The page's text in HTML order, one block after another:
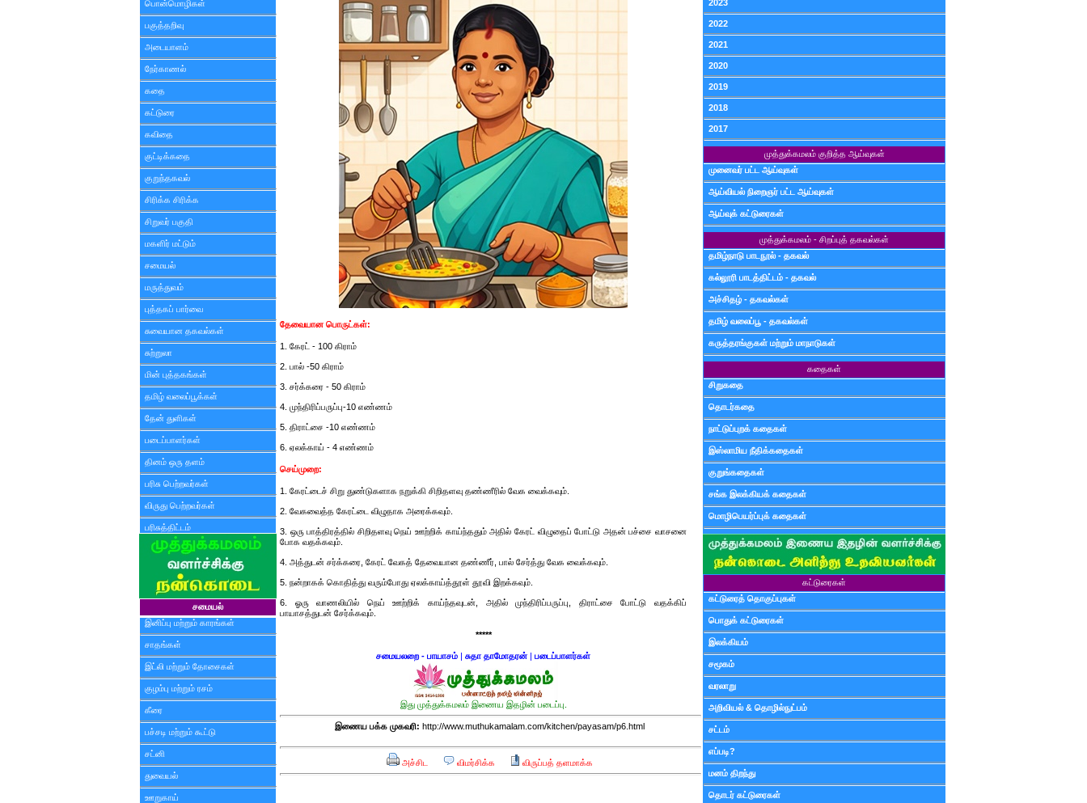
பொன்மொழிகள்
பகுத்தறிவு
அடையாளம்
நேர்காணல்
கதை
கட்டுரை
கவிதை
குட்டிக்கதை
குறுந்தகவல்
சிரிக்க சிரிக்க
சிறுவர் பகுதி
மகளிர் மட்டும்
சமையல்
மருத்துவம்
புத்தகப் பார்வை
சுவையான தகவல்கள்
சுற்றுலா
மின் புத்தகங்கள்
தமிழ் வலைப்பூக்கள்
தேன் துளிகள்
படைப்பாளர்கள்
தினம் ஒரு தளம்
பரிசு பெற்றவர்கள்
விருது பெற்றவர்கள்
பரிசுத்திட்டம்
சமையல்
இனிப்பு மற்றும் காரங்கள்
சாதங்கள்
இட்லி மற்றும் தோசைகள்
குழம்பு மற்றும் ரசம்
கீரை
பச்சடி மற்றும் கூட்டு
சட்னி
துவையல்
ஊறுகாய்
தேவையான பொருட்கள்:
1. கேரட் - 100 கிராம்
2. பால் -50 கிராம்
3. சர்க்கரை - 50 கிராம்
4. முந்திரிப்பருப்பு-10 எண்ணம்
5. திராட்சை -10 எண்ணம்
6. ஏலக்காய் - 4 எண்ணம்
செய்முறை:
1. கேரட்டைச் சிறு துண்டுகளாக நறுக்கி சிறிதளவு தண்ணீரில் வேக வைக்கவும்.
2. வேகவைத்த கேரட்டை விழுதாக அரைக்கவும்.
3. ஒரு பாத்திரத்தில் சிறிதளவு நெய் ஊற்றிக் காய்ந்ததும் அதில் கேரட் விழுதைப் போட்டு அதன் பச்சை வாசனை
போக வதக்கவும்.
4. அத்துடன் சர்க்கரை, கேரட் வேகத் தேவையான தண்ணீர், பால் சேர்த்து வேக வைக்கவும்.
5. நன்றாகக் கொதித்து வரும்போது ஏலக்காய்த்தூள் தூவி இறக்கவும்.
6. ஓரு வாணலியில் நெய் ஊற்றிக் காய்ந்தவுடன், அதில் முந்திரிப்பருப்பு, திராட்சை போட்டு வதக்கிப்
பாயாசத்துடன் சேர்க்கவும்.
*****
சமையலறை - பாயாசம் | சுதா தாமோதரன்| படைப்பாளர்கள்
இது முத்துக்கமலம் இணைய இதழின் படைப்பு.
இணைய பக்க முகவரி: http://www.muthukamalam.com/kitchen/payasam/p6.html
அச்சிட விமர்சிக்க விருப்பத் தளமாக்க
2023
2022
2021
2020
2019
2018
2017
முத்துக்கமலம் குறித்த ஆய்வுகள்
முனைவர் பட்ட ஆய்வுகள்
ஆய்வியல் நிறைஞர் பட்ட ஆய்வுகள்
ஆய்வுக் கட்டுரைகள்
முத்துக்கமலம் - சிறப்புத் தகவல்கள்
தமிழ்நாடு பாடநூல் - தகவல்
கல்லூரி பாடத்திட்டம் - தகவல்
அச்சிதழ் - தகவல்கள்
தமிழ் வலைப்பூ - தகவல்கள்
கருத்தரங்குகள் மற்றும் மாநாடுகள்
கதைகள்
சிறுகதை
தொடர்கதை
நாட்டுப்புறக் கதைகள்
இஸ்லாமிய நீதிக்கதைகள்
குறுங்கதைகள்
சங்க இலக்கியக் கதைகள்
மொழிபெயர்ப்புக் கதைகள்
கட்டுரைகள்
கட்டுரைத் தொகுப்புகள்
பொதுக் கட்டுரைகள்
இலக்கியம்
சமூகம்
வரலாறு
அறிவியல் & தொழில்நுட்பம்
சட்டம்
எப்படி?
மனம் திறந்து
தொடர் கட்டுரைகள்